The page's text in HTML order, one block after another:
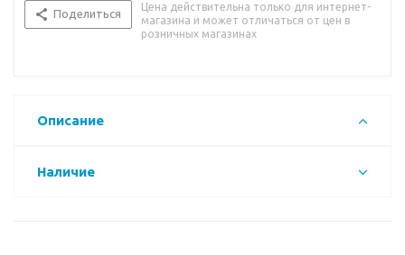
Поделиться
Цена действительна только для интернет-
магазина и может отличаться от цен в
розничных магазинах
Описание
Наличие